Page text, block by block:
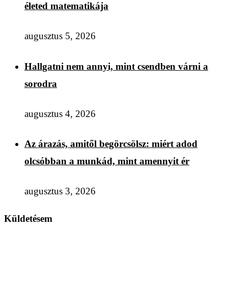
életed matematikája
augusztus 5, 2026
Hallgatni nem annyi, mint csendben várni a
sorodra
augusztus 4, 2026
Az árazás, amitől begörcsölsz: miért adod
olcsóbban a munkád, mint amennyit ér
augusztus 3, 2026
Küldetésem